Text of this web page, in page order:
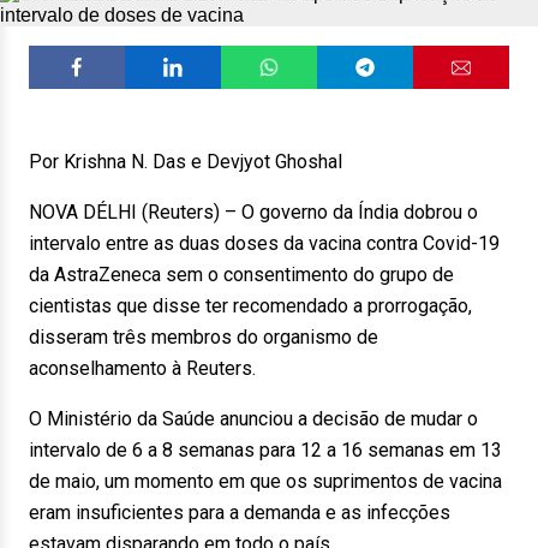
Por Krishna N. Das e Devjyot Ghoshal
NOVA DÉLHI (Reuters) – O governo da Índia dobrou o
intervalo entre as duas doses da vacina contra Covid-19
da AstraZeneca sem o consentimento do grupo de
cientistas que disse ter recomendado a prorrogação,
disseram três membros do organismo de
aconselhamento à Reuters.
O Ministério da Saúde anunciou a decisão de mudar o
intervalo de 6 a 8 semanas para 12 a 16 semanas em 13
de maio, um momento em que os suprimentos de vacina
eram insuficientes para a demanda e as infecções